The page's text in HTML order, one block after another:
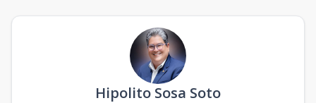
Hipolito Sosa Soto